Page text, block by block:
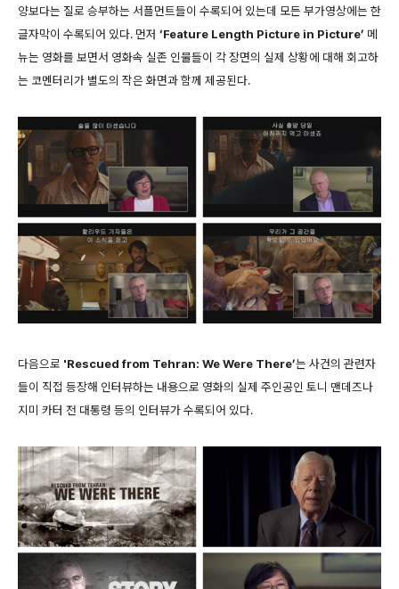
양보다는 질로 승부하는 서플먼트들이 수록되어 있는데 모든 부가영상에는 한
글자막이 수록되어 있다. 먼저 ‘Feature Length Picture in Picture’ 메
뉴는 영화를 보면서 영화속 실존 인물들이 각 장면의 실제 상황에 대해 회고하
는 코멘터리가 별도의 작은 화면과 함께 제공된다.
다음으로 'Rescued from Tehran: We Were There’는 사건의 관련자
들이 직접 등장해 인터뷰하는 내용으로 영화의 실제 주인공인 토니 맨데즈나
지미 카터 전 대통령 등의 인터뷰가 수록되어 있다.